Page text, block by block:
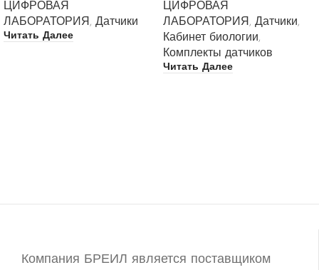
ЦИФРОВАЯ
ЛАБОРАТОРИЯ , Датчики
Читать Далее
ЦИФРОВАЯ
ЛАБОРАТОРИЯ , Датчики,
Кабинет биологии,
Комплекты датчиков
Читать Далее
Компания БРЕИЛ является поставщиком